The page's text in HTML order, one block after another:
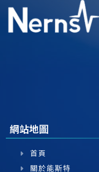
網站地圖
首頁
關於能斯特